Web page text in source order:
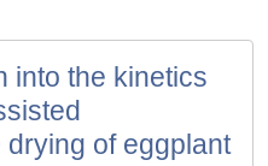
into the kinetics
of eggplant